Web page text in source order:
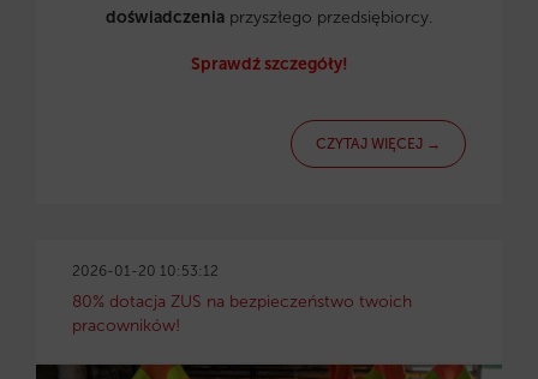
doświadczenia przyszłego przedsiębiorcy.
Sprawdź szczegóły!
CZYTAJ WIĘCEJ →
2026-01-20 10:53:12
80% dotacja ZUS na bezpieczeństwo twoich
pracowników!